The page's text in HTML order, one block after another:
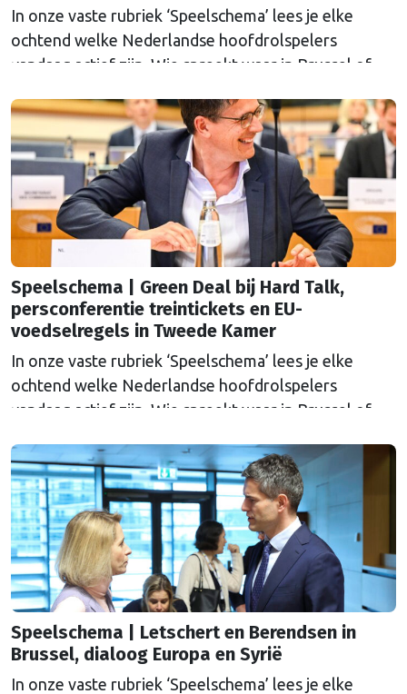
In onze vaste rubriek ‘Speelschema’ lees je elke
ochtend welke Nederlandse hoofdrolspelers
vandaag actief zijn. Wie spreekt waar in Brussel of
agenda?
Speelschema | Green Deal bij Hard Talk,
persconferentie treintickets en EU-
voedselregels in Tweede Kamer
In onze vaste rubriek ‘Speelschema’ lees je elke
ochtend welke Nederlandse hoofdrolspelers
vandaag actief zijn. Wie spreekt waar in Brussel of
agenda?
Speelschema | Letschert en Berendsen in
Brussel, dialoog Europa en Syrië
In onze vaste rubriek ‘Speelschema’ lees je elke